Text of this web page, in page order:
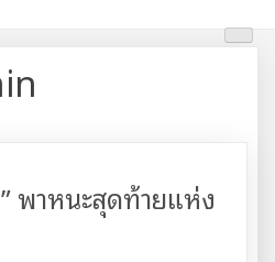
พาหนะสุดท้ายแห่ง